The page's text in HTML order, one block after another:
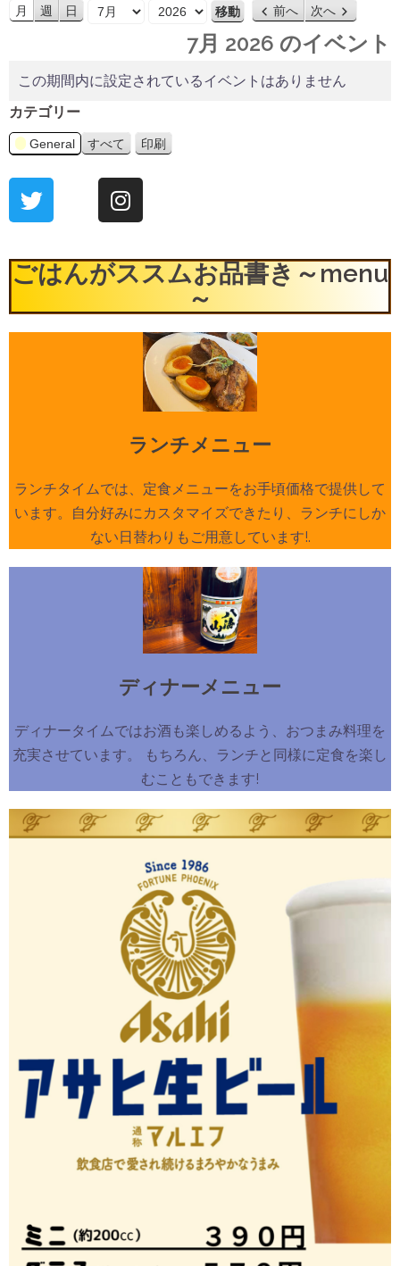
月 週 日 月 年 前へ 次へ
7月 2026 のイベント
この期間内に設定されているイベントはありません
カテゴリー
General すべて 印刷
ごはんがススムお品書き～menu
～
ランチメニュー
ランチタイムでは、定食メニューをお手頃価格で提供して
います。自分好みにカスタマイズできたり、ランチにしか
ない日替わりもご用意しています!.
ディナーメニュー
ディナータイムではお酒も楽しめるよう、おつまみ料理を
充実させています。 もちろん、ランチと同様に定食を楽し
むこともできます!